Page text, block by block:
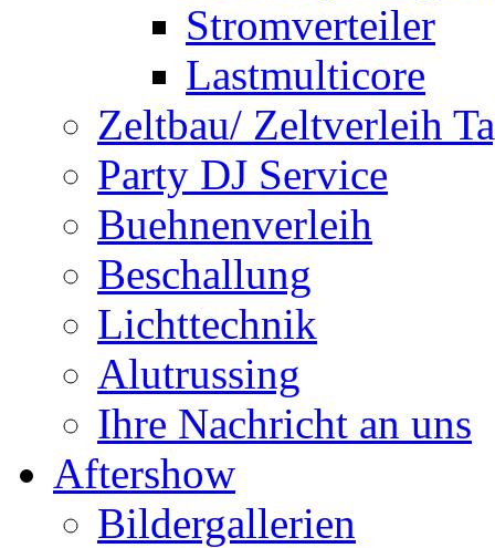
Stromverteiler
Lastmulticore
Zeltbau/ Zeltverleih
Party DJ Service
Buehnenverleih
Beschallung
Lichttechnik
Alutrussing
Ihre Nachricht an uns
Aftershow
Bildergallerien